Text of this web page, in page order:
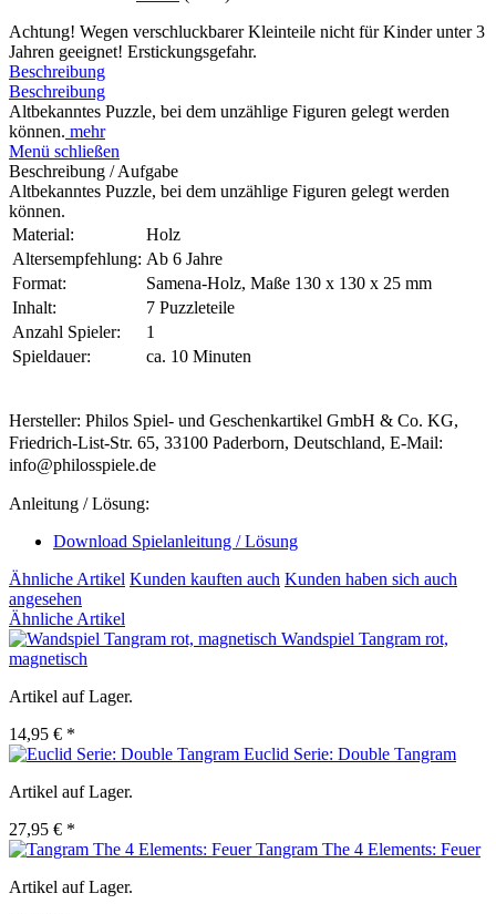
Achtung! Wegen verschluckbarer Kleinteile nicht für Kinder unter 3
Jahren geeignet! Erstickungsgefahr.
Beschreibung
Beschreibung
Altbekanntes Puzzle, bei dem unzählige Figuren gelegt werden
können. mehr
Menü schließen
Beschreibung / Aufgabe
Altbekanntes Puzzle, bei dem unzählige Figuren gelegt werden
können.
Material:
Holz
Altersempfehlung: Ab 6 Jahre
Format:
Samena-Holz, Maße 130 x 130 x 25 mm
Inhalt:
7 Puzzleteile
Anzahl Spieler:
1
Spieldauer:
ca. 10 Minuten
Hersteller: Philos Spiel- und Geschenkartikel GmbH & Co. KG,
Friedrich-List-Str. 65, 33100 Paderborn, Deutschland, E-Mail:
info@philosspiele.de
Anleitung / Lösung:
Download Spielanleitung / Lösung
Ähnliche Artikel Kunden kauften auch Kunden haben sich auch
angesehen
Ähnliche Artikel
Wandspiel Tangram rot,
magnetisch
Artikel auf Lager.
14,95 € *
Euclid Serie: Double Tangram
Artikel auf Lager.
27,95 € *
Tangram The 4 Elements: Feuer
Artikel auf Lager.